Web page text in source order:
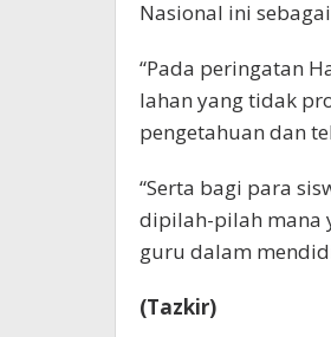
Nasional ini
“Pada peringatan
lahan yang tidak
pengetahuan dan
“Serta bagi para
dipilah-pilah mana
guru dalam
(Tazkir)